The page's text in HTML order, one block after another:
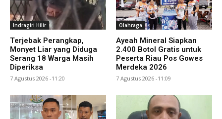
Indragiri Hilir
Terjebak Perangkap,
Monyet Liar yang Diduga
Serang 18 Warga Masih
Diperiksa
7 Agustus 2026 -11:20
Olahraga
Ayeah Mineral Siapkan
2.400 Botol Gratis untuk
Peserta Riau Pos Gowes
Merdeka 2026
7 Agustus 2026 -11:09